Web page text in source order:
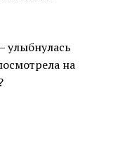
улыбнулась
на